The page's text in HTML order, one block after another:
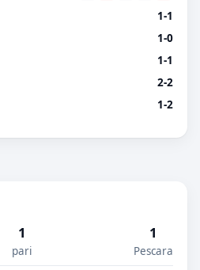
1-1
1-0
1-1
2-2
1-2
1
pari
1
Pescara